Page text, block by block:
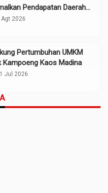
Pendapatan Daerah
2026
Pertumbuhan UMKM
Kampoeng Kaos Madina
Jul 2026